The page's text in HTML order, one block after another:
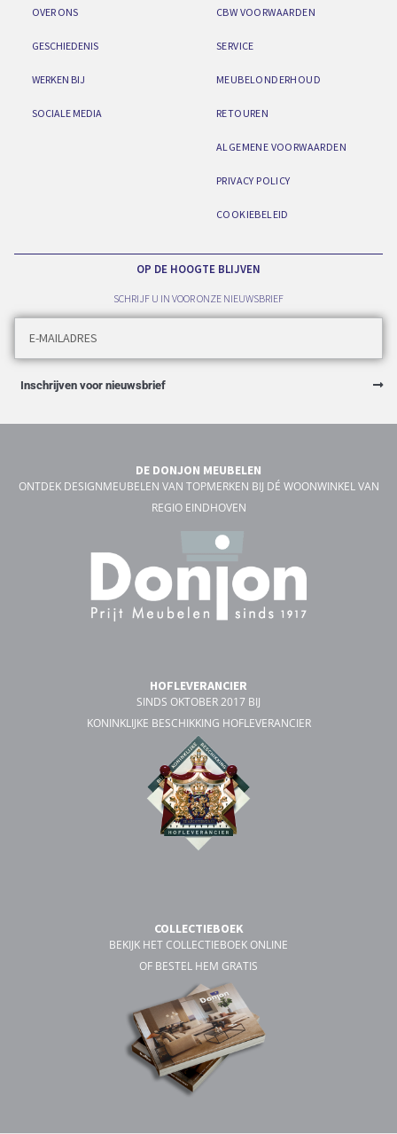
OVER ONS
GESCHIEDENIS
WERKEN BIJ
SOCIALE MEDIA
CBW VOORWAARDEN
SERVICE
MEUBELONDERHOUD
RETOUREN
ALGEMENE VOORWAARDEN
PRIVACY POLICY
COOKIEBELEID
OP DE HOOGTE BLIJVEN
SCHRIJF U IN VOOR ONZE NIEUWSBRIEF
Inschrijven voor nieuwsbrief
DE DONJON MEUBELEN
ONTDEK DESIGNMEUBELEN VAN TOPMERKEN BIJ DÉ WOONWINKEL VAN
REGIO EINDHOVEN
HOFLEVERANCIER
SINDS OKTOBER 2017 BIJ
KONINKLIJKE BESCHIKKING HOFLEVERANCIER
COLLECTIEBOEK
BEKIJK HET COLLECTIEBOEK ONLINE
OF BESTEL HEM GRATIS